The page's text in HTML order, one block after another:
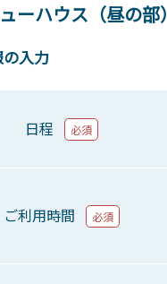
ーハウス（昼の部）
入力
日程 必須
ご利用時間 必須